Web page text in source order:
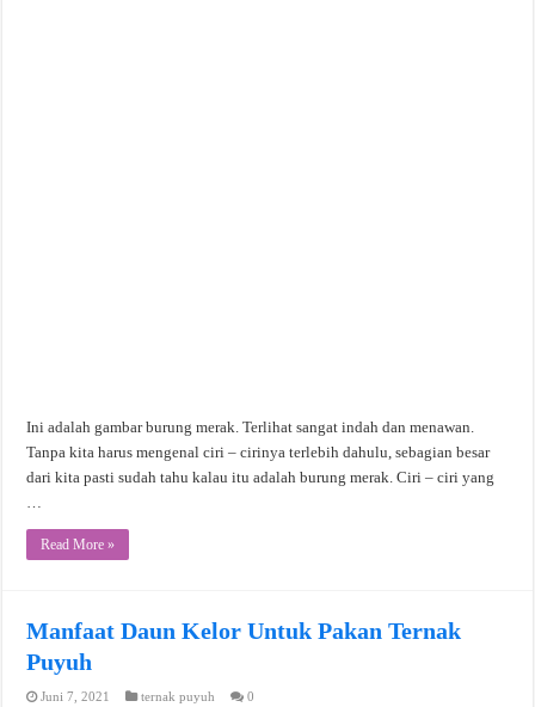
Ini adalah gambar burung merak. Terlihat sangat indah dan menawan.
Tanpa kita harus mengenal ciri – cirinya terlebih dahulu, sebagian besar
dari kita pasti sudah tahu kalau itu adalah burung merak. Ciri – ciri yang
Read More »
Manfaat Daun Kelor Untuk Pakan Ternak
Puyuh
Juni 7, 2021 ternak puyuh 0